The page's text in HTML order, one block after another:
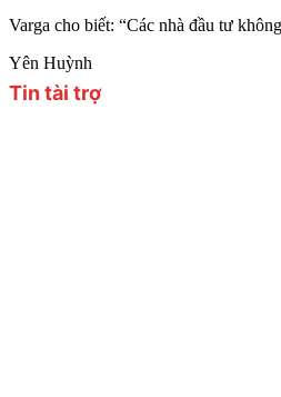
Varga cho biết: “Các nhà đầu tư
Yên Huỳnh